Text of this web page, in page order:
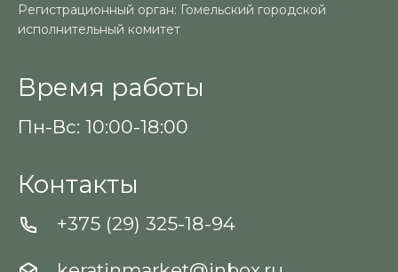
Регистрационный орган: Гомельский городской
исполнительный комитет
Время работы
Пн-Вс: 10:00-18:00
Контакты
+375 (29) 325-18-94